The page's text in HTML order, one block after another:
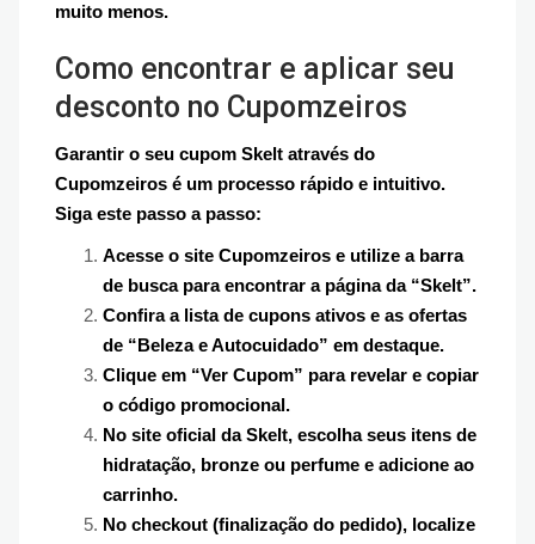
muito menos.
Como encontrar e aplicar seu
desconto no Cupomzeiros
Garantir o seu cupom Skelt através do
Cupomzeiros é um processo rápido e intuitivo.
Siga este passo a passo:
Acesse o site Cupomzeiros e utilize a barra
de busca para encontrar a página da “Skelt”.
Confira a lista de cupons ativos e as ofertas
de “Beleza e Autocuidado” em destaque.
Clique em “Ver Cupom” para revelar e copiar
o código promocional.
No site oficial da Skelt, escolha seus itens de
hidratação, bronze ou perfume e adicione ao
carrinho.
No checkout (finalização do pedido), localize